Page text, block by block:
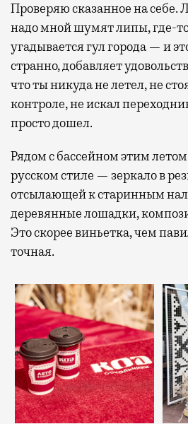
Проверяю сказанное на себе.
надо мной шумят липы, где-
угадывается гул города — и
странно, добавляет
что ты никуда не летел, не
контроле, не искал
просто дошел.
Рядом с бассейном этим
русском стиле — зеркало в
отсылающей к старинным
деревянные лошадки,
Это скорее виньетка, чем
точная.